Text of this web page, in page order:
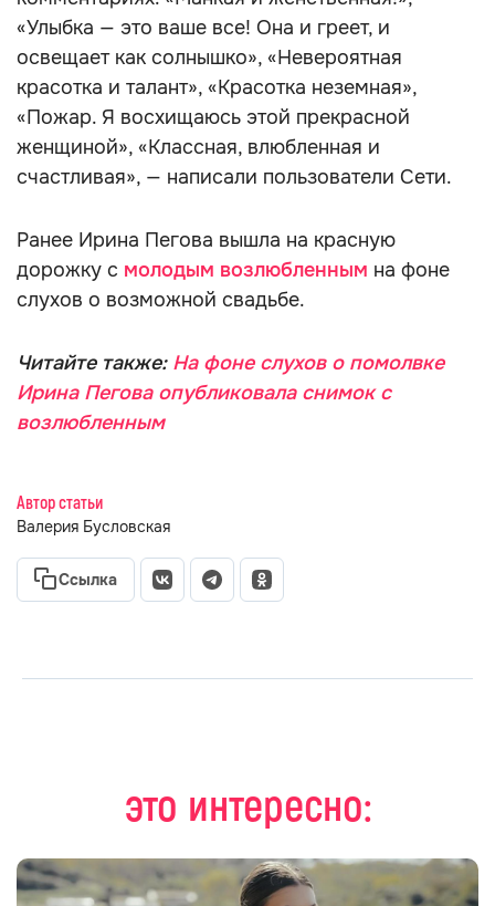
«Улыбка — это ваше все! Она и греет, и
освещает как солнышко», «Невероятная
красотка и талант», «Красотка неземная»,
«Пожар. Я восхищаюсь этой прекрасной
женщиной», «Классная, влюбленная и
счастливая», — написали пользователи Сети.
Ранее Ирина Пегова вышла на красную
дорожку с молодым возлюбленным на фоне
слухов о возможной свадьбе.
Читайте также: На фоне слухов о помолвке
Ирина Пегова опубликовала снимок с
возлюбленным
Автор статьи
Валерия Бусловская
Ссылка
это интересно: